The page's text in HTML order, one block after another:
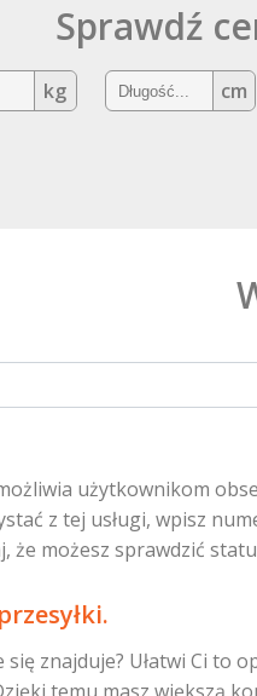
Sprawdź
kg cm
użytkownikom
z tej usługi, wpisz
że możesz sprawdzić
się znajduje? Ułatwi Ci